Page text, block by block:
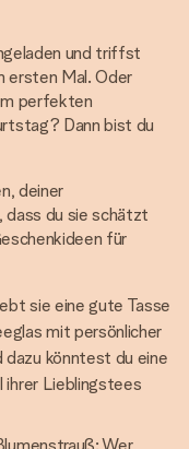
und triffst
ersten Mal. Oder
perfekten
Dann bist du
deiner
dass du sie schätzt
für
sie eine gute Tasse
mit persönlicher
dazu könntest du eine
ihrer Lieblingstees